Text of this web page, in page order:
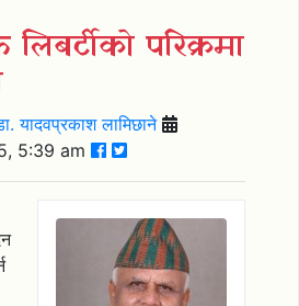
परिक्रमा
यादवप्रकाश लामिछाने
5:39 am